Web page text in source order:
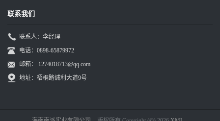
联系我们
联系人：李经理
电话：0898-65879972
邮箱： 1274018713@qq.com
地址：梧桐路诚利大道9号